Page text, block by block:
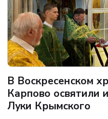
В Воскресенском
Карпово освятили
Луки Крымского